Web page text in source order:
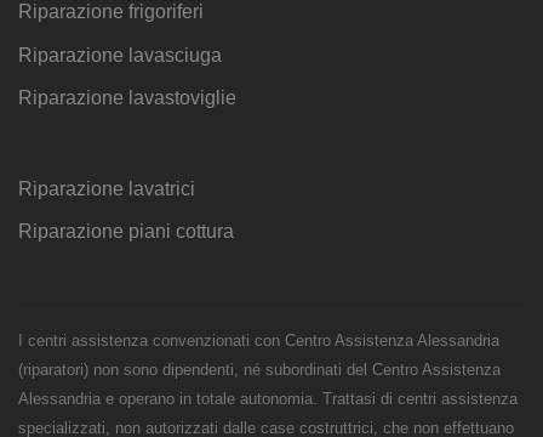
Riparazione frigoriferi
Riparazione lavasciuga
Riparazione lavastoviglie
Riparazione lavatrici
Riparazione piani cottura
I centri assistenza convenzionati con Centro Assistenza Alessandria
(riparatori) non sono dipendenti, né subordinati del Centro Assistenza
Alessandria e operano in totale autonomia. Trattasi di centri assistenza
specializzati, non autorizzati dalle case costruttrici, che non effettuano